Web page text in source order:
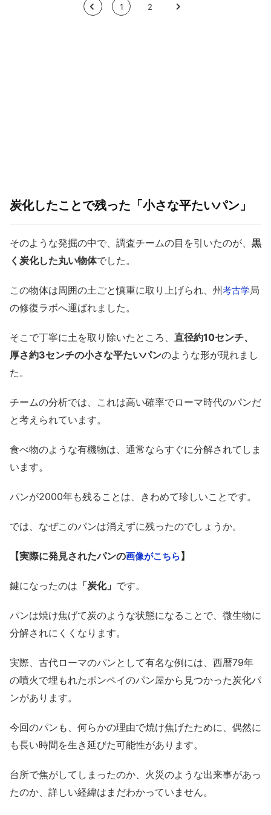
< 1 2 >
炭化したことで残った「小さな平たいパン」
そのような発掘の中で、調査チームの目を引いたのが、 黒
く炭化した丸い物体でした。
この物体は周囲の土ごと慎重に取り上げられ、州考古学局
の修復ラボへ運ばれました。
そこで丁寧に土を取り除いたところ、 直径約10センチ、
厚さ約3センチの小さな平たいパンのような形が現れまし
た。
チームの分析では、これは高い確率でローマ時代のパンだ
と考えられています。
食べ物のような有機物は、通常ならすぐに分解されてしま
います。
パンが2000年も残ることは、きわめて珍しいことです。
では、なぜこのパンは消えずに残ったのでしょうか。
【実際に発見されたパンの画像がこちら】
鍵になったのは 「炭化」 です。
パンは焼け焦げて炭のような状態になることで、微生物に
分解されにくくなります。
実際、古代ローマのパンとして有名な例には、西暦79年
の噴火で埋もれたポンペイのパン屋から見つかった炭化パ
ンがあります。
今回のパンも、何らかの理由で焼け焦げたために、偶然に
も長い時間を生き延びた可能性があります。
台所で焦がしてしまったのか、火災のような出来事があっ
たのか、詳しい経緯はまだわかっていません。